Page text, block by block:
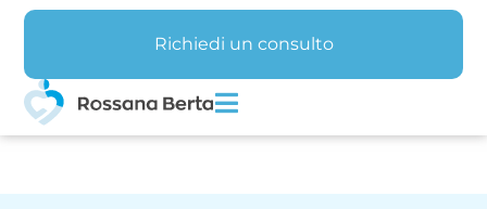
Richiedi un consulto